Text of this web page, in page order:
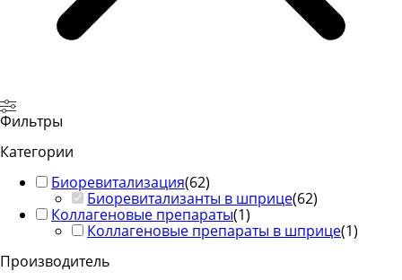
Фильтры
Категории
Биоревитализация(62)
Биоревитализанты в шприце(62)
Коллагеновые препараты(1)
Коллагеновые препараты в шприце(1)
Производитель